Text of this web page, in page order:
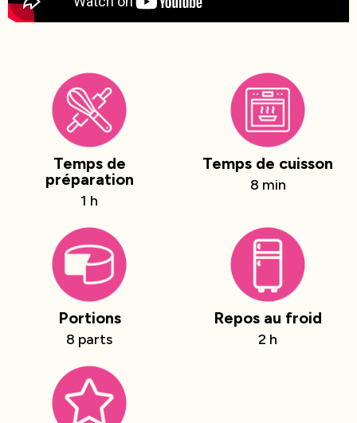
Temps de
préparation
1 h
Temps de cuisson
8 min
Portions
8 parts
Repos au froid
2 h